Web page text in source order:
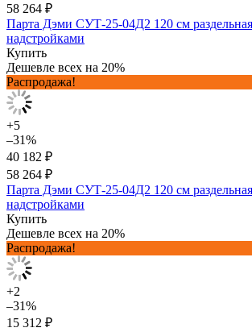
58 264 ₽
Парта Дэми СУТ-25-04Д2 120 см
надстройками
Купить
Дешевле всех на 20%
Распродажа!
+5
–31%
40 182 ₽
58 264 ₽
Парта Дэми СУТ-25-04Д2 120 см
надстройками
Купить
Дешевле всех на 20%
Распродажа!
+2
–31%
15 312 ₽